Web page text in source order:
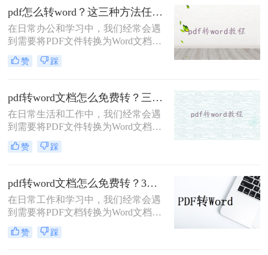
Word呢？下面将介绍五种将PDF转换
为Word的方法，帮助您轻松应对各种
转换需求。
pdf怎么转word？这三种方法任你选！
在日常办公和学习中，我们经常会遇
到需要将PDF文件转换为Word文档的
情况。无论是为了编辑、修改还是为
了方便在Word中进一步处理，PDF转
么转word呢？以下将介绍三种高效的
方法，帮助您轻松实现PDF到Word的
转换。
赞 踩
pdf转word文档怎么免费转？三种方法帮助你解决问题！
在日常生活和工作中，我们经常会遇
到需要将PDF文件转换为Word文档的
情况。然而，一些PDF转Word的转换
工具可能需要付费，对于预算有限或
免费且高效的方法显得尤为重要。那
么pdf转word文档怎么免费转呢？本文
将为您详细介绍几种免费将PDF转换
为Word文档的方法，帮助您轻松完成
文件格式的转换。
赞 踩
pdf转word文档怎么免费转？3种方法帮你轻松转换！
在日常工作和学习中，我们经常会遇
到需要将PDF文档转换为Word文档的
情况。然而，许多在线转换工具收费
并且质量参差不齐，因此很多人都在
赞 踩